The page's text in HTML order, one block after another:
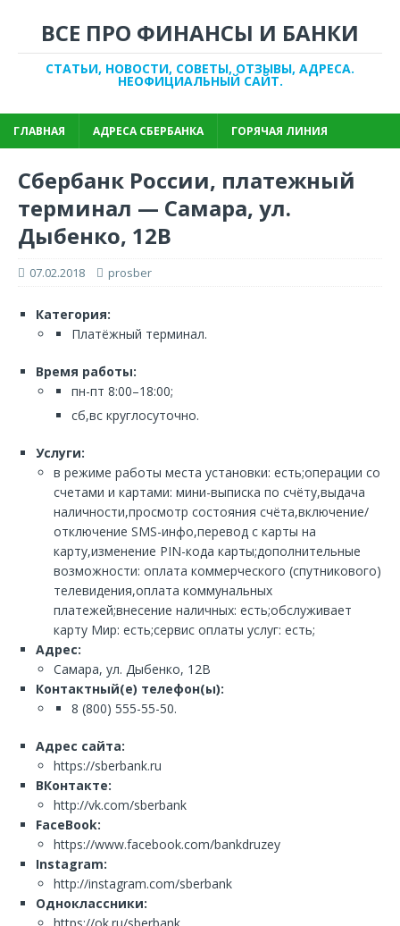
ВСЕ ПРО ФИНАНСЫ И БАНКИ
СТАТЬИ, НОВОСТИ, СОВЕТЫ, ОТЗЫВЫ, АДРЕСА.
НЕОФИЦИАЛЬНЫЙ САЙТ.
ГЛАВНАЯ АДРЕСА СБЕРБАНКА ГОРЯЧАЯ ЛИНИЯ
Сбербанк России, платежный
терминал — Самара, ул.
Дыбенко, 12В
07.02.2018 prosber
Категория:
Платёжный терминал.
Время работы:
пн-пт 8:00–18:00;
сб,вс круглосуточно.
Услуги:
в режиме работы места установки: есть;операции со
счетами и картами: мини-выписка по счёту,выдача
наличности,просмотр состояния счёта,включение/
отключение SMS-инфо,перевод с карты на
карту,изменение PIN-кода карты;дополнительные
возможности: оплата коммерческого (спутникового)
телевидения,оплата коммунальных
платежей;внесение наличных: есть;обслуживает
карту Мир: есть;сервис оплаты услуг: есть;
Адрес:
Самара, ул. Дыбенко, 12В
Контактный(е) телефон(ы):
8 (800) 555-55-50.
Адрес сайта:
https://sberbank.ru
ВКонтакте:
http://vk.com/sberbank
FaceBook:
https://www.facebook.com/bankdruzey
Instagram:
http://instagram.com/sberbank
Одноклассники: